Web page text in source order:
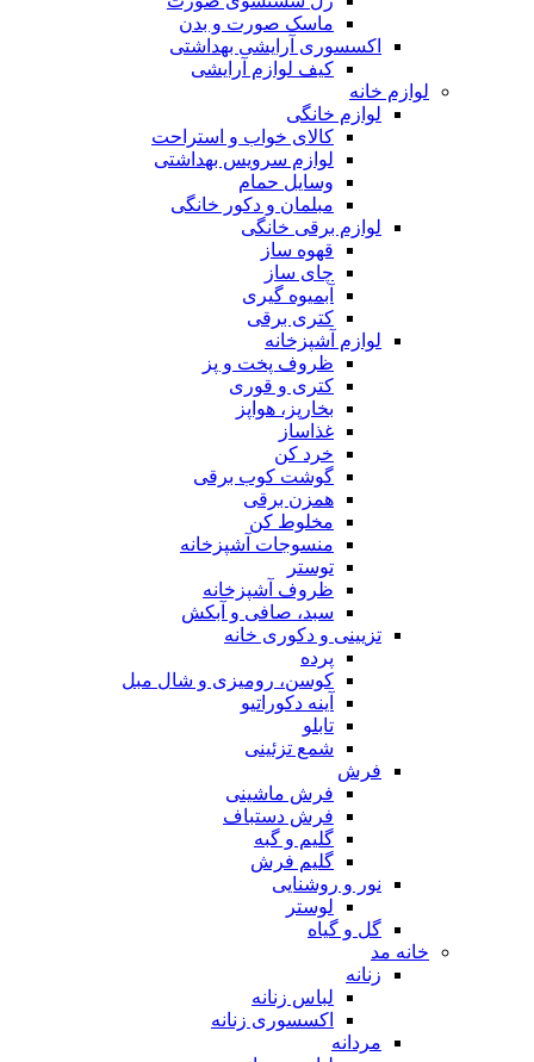
ماسک صورت و بدن
اکسسوری آرایشی بهداشتی
کیف لوازم آرایشی
لوازم خانه
لوازم خانگی
کالای خواب و استراحت
لوازم سرویس بهداشتی
وسایل حمام
مبلمان و دکور خانگی
لوازم برقی خانگی
قهوه ساز
چای ساز
آبمیوه گیری
کتری برقی
لوازم آشپزخانه
ظروف پخت و پز
کتری و قوری
بخارپز، هواپز
غذاساز
خرد کن
گوشت کوب برقی
همزن برقی
مخلوط کن
منسوجات آشپزخانه
توستر
ظروف آشپزخانه
سبد، صافی و آبکش
تزیینی و دکوری خانه
پرده
کوسن، رومیزی و شال مبل
آینه دکوراتیو
تابلو
شمع تزئینی
فرش
فرش ماشینی
فرش دستباف
گلیم و گبه
گلیم فرش
نور و روشنایی
لوستر
گل و گیاه
خانه مد
زنانه
لباس زنانه
اکسسوری زنانه
مردانه